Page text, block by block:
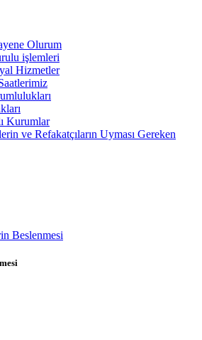
Olurum
işlemleri
Hizmetler
Kurumlar
ve Refakatçıların Uyması Gereken
Beslenmesi